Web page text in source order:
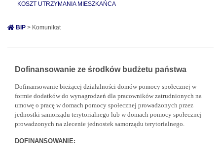
KOSZT UTRZYMANIA MIESZKAŃCA
BIP > Komunikat
Dofinansowanie ze środków budżetu państwa
Dofinansowanie bieżącej działalności domów pomocy społecznej w
formie dodatków do wynagrodzeń dla pracowników zatrudnionych na
umowę o pracę w domach pomocy społecznej prowadzonych przez
jednostki samorządu terytorialnego lub w domach pomocy społecznej
prowadzonych na zlecenie jednostek samorządu terytorialnego.
DOFINANSOWANIE: